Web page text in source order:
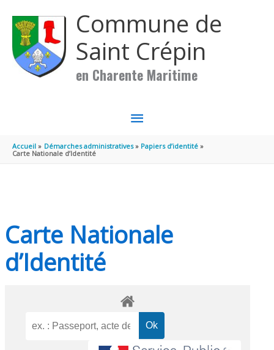
Commune de
Saint Crépin
en Charente Maritime
MENU
PRINCIPAL
Accueil Démarches administratives
Papiers d’identité
Carte Nationale d’Identité
Carte Nationale
d’Identité